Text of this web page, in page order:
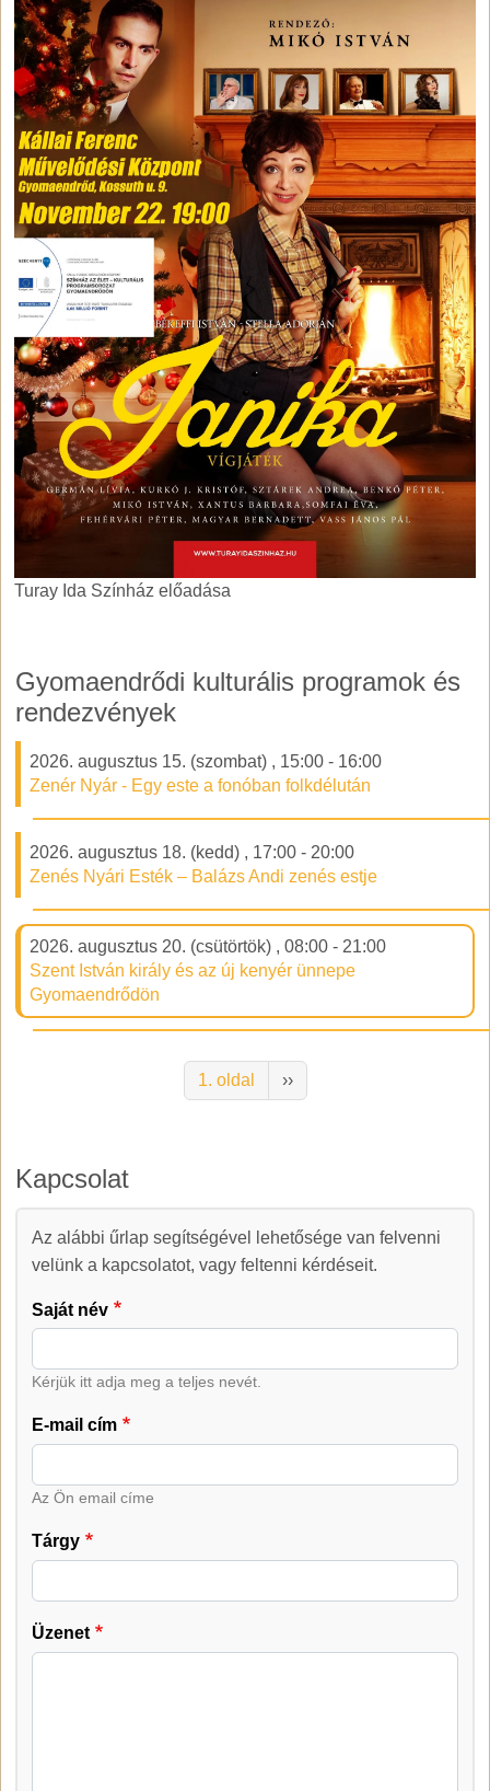
Turay Ida Színház előadása
Turay Ida Színház előadása
Gyomaendrődi kulturális programok és
rendezvények
2026. augusztus 15. (szombat) , 15:00 - 16:00
Zenér Nyár - Egy este a fonóban folkdélután
2026. augusztus 18. (kedd) , 17:00 - 20:00
Zenés Nyári Esték – Balázs Andi zenés estje
2026. augusztus 20. (csütörtök) , 08:00 - 21:00
Szent István király és az új kenyér ünnepe
Gyomaendrődön
1. oldal
Következő oldal
››
Kapcsolat
Kapcsolat
Az alábbi űrlap segítségével lehetősége van felvenni
velünk a kapcsolatot, vagy feltenni kérdéseit.
Saját név
Kérjük itt adja meg a teljes nevét.
E-mail cím
Az Ön email címe
Tárgy
Üzenet